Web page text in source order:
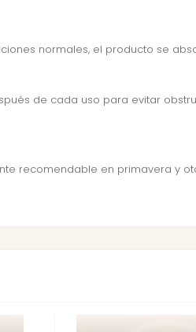
normales, el producto se
de cada uso para evitar
recomendable en primavera y